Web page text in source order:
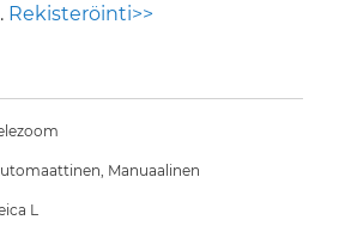
Rekisteröinti>>
Manuaalinen
L